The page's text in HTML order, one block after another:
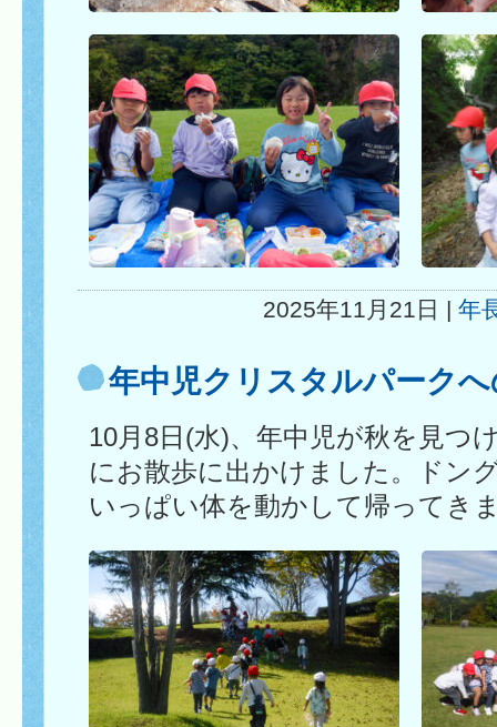
2025年11月21日 | 年
年中児クリスタルパーク
10月8日(水)、年中児が秋を見つ
にお散歩に出かけました。ドン
いっぱい体を動かして帰ってき